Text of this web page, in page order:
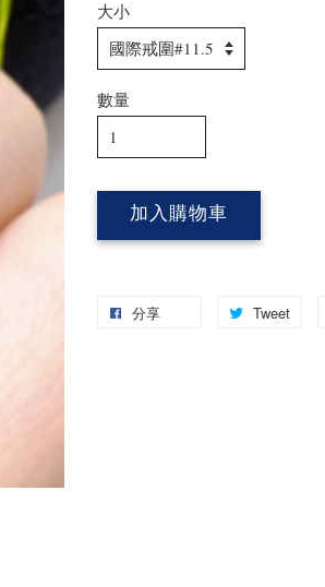
大小
數量
加入購物車
分享 Tweet